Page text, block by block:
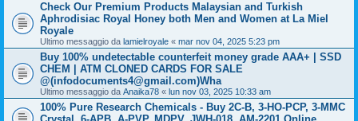
Check Our Premium Products Malaysian and Turkish
Aphrodisiac Royal Honey both Men and Women at La Miel
Royale
Ultimo messaggio da lamielroyale « mar nov 04, 2025 5:23 pm
Buy 100% undetectable counterfeit money grade AAA+ | SSD
CHEM | ATM CLONED CARDS FOR SALE
@(infodocuments4@gmail.com)Wha
Ultimo messaggio da Anaika78 « lun nov 03, 2025 10:33 am
100% Pure Research Chemicals - Buy 2C-B, 3-HO-PCP, 3-MMC